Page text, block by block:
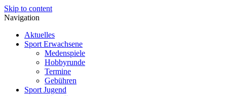
Skip to content
Navigation
Aktuelles
Sport Erwachsene
Medenspiele
Hobbyrunde
Termine
Gebühren
Sport Jugend